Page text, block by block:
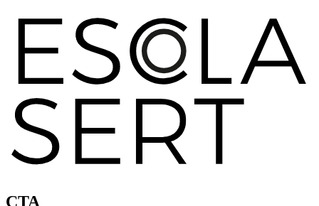
CTA